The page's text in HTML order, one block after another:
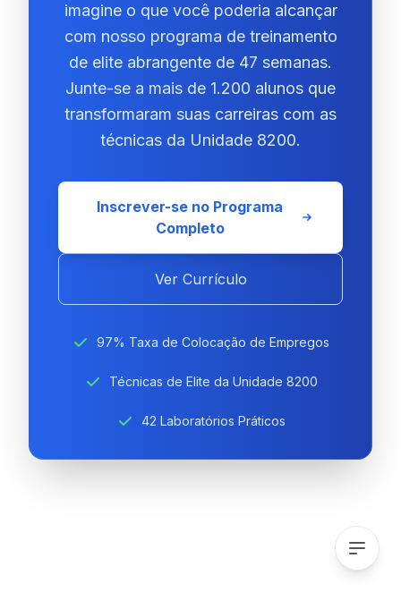
imagine o que você poderia alcançar
com nosso programa de treinamento
de elite abrangente de 47 semanas.
Junte-se a mais de 1.200 alunos que
transformaram suas carreiras com as
técnicas da Unidade 8200.
Inscrever-se no Programa
Completo
Ver Currículo
97% Taxa de Colocação de Empregos
Técnicas de Elite da Unidade 8200
42 Laboratórios Práticos